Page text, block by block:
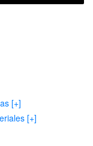
[+]
[+]